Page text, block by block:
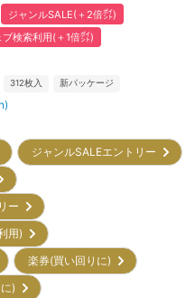
ジャンルSALE(＋2倍㌽)
ブ検索利用(＋1倍㌽)
312枚入 新パッケージ
ジャンルSALEエントリー
リー
利用)
楽券(買い回りに)
に)